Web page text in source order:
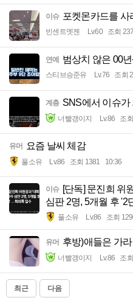
이슈 포켓몬카드를 사
빈센트멧젠 Lv.60 조회
연예 범상치 않은 00
스티브승준유 Lv.76 조회
계층 SNS에서 이슈가
너빨갱이지 Lv.86 조
유머 요즘 날씨 체감
풀소유 Lv.86 조회 1381 10:36
이슈 [단독] 문진희 위
심판 2명, 5개월 후
풀소유 Lv.86 조회
유머 후방)애들은 가라
너빨갱이지 Lv.86 조
최근 다음